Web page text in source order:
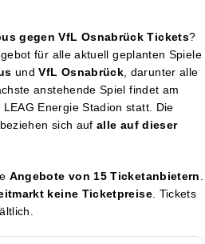
gegen VfL Osnabrück Tickets?
für alle aktuell geplanten Spiele
undVfL Osnabrück, darunter alle
anstehende Spiel findet am
LEAG Energie Stadion statt. Die
sich aufalle auf dieser
Angebote von 15 Ticketanbietern.
keine Ticketpreise. Tickets